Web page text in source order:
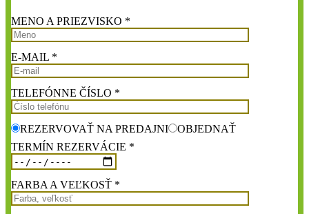
MENO A PRIEZVISKO *
E-MAIL *
TELEFÓNNE ČÍSLO *
REZERVOVAŤ NA PREDAJNI
OBJEDNAŤ
TERMÍN REZERVÁCIE *
FARBA A VEĽKOSŤ *